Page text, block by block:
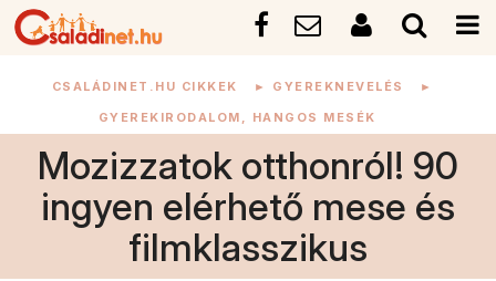
CSALÁDINET.HU CIKKEK ► GYEREKNEVELÉS ►
GYEREKIRODALOM, HANGOS MESÉK
Mozizzatok otthonról! 90
ingyen elérhető mese és
filmklasszikus